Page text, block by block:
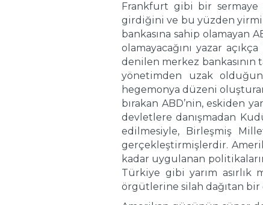
Frankfurt gibi bir sermaye
girdiğini ve bu yüzden yirmi
bankasına sahip olamayan
olamayacağını yazar
denilen merkez
yönetimden uzak
hegemonya düzeni
bırakan ABD’nin, eskiden
devletlere danışmadan
edilmesiyle, Birleşmiş
gerçekleştirmişlerdir.
kadar uygulanan
Türkiye gibi yarım
örgütlerine silah dağıtan